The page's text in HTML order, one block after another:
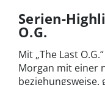
Serien-
O.G.
Mit „The Last
Morgan mit einer
beziehungsweise.